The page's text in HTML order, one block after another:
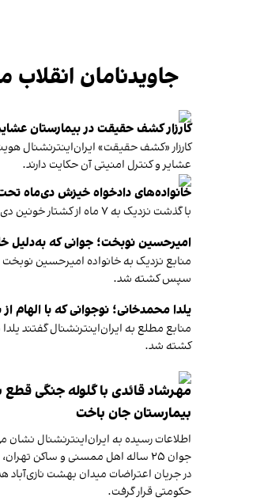
جاویدنامان انقلاب
کارزار کشف حقیقت در بیمارستان
عشایر و کنترل امنیتی آن حکایت دارند.
خانواده‌های دادخواه خیزش دی‌ماه تحت
با گذشت نزدیک به ۷ ماه از کشتار خونین دی‌ماه، خانواده‌های جاویدنامان انقلاب ملی ایرانیان تحت فشار روانی شدیدی قرار گرفته‌اند.
امیرحسین نوبخت؛ جوانی که
سپس کشته شد.
یلدا محمد‌خانی؛ نوجوانی که با الهام
کشته شد.
مهرشاد قائدی با گلوله جنگی
بیمارستان جان باخت
اطلاعات رسیده به ایران‌اینترنشنال نشان
در جریان اعتراضات میدان بهشت
حکومتی قرار گرفت.